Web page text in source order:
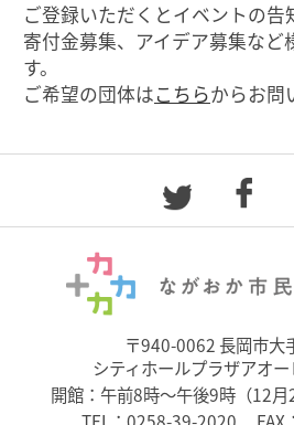
ご登録いただくとイベントの告
寄付金募集、アイデア募集など
す。
ご希望の団体はこちらからお問
〒940-0062 長岡市大
シティホールプラザアオ
開館：午前8時～午後9時（12月